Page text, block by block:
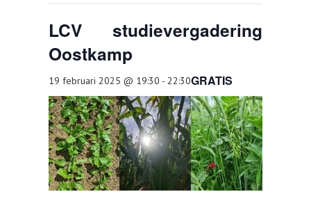
PUBLICATIES
TOOLS
AGENDA
OVER LCV
CONTACT
LCV studievergadering
Oostkamp
19 februari 2025 @ 19:30 - 22:30GRATIS